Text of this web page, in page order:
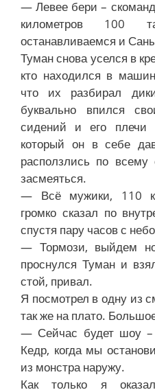
— Левее бери –
километров 100
останавливаемся и
Туман снова уселся в
кто находился в
что их разбирал
буквально впился
сидений и его плечи
который он в себе
расползлись по
засмеяться.
— Всё мужики, 110
громко сказал по
спустя пару часов с
— Тормози, выйдем
проснулся Туман и
стой, привал.
Я посмотрел в одну из
так же на плато.
— Сейчас будет шоу –
Кедр, когда мы
из монстра наружу.
Как только я